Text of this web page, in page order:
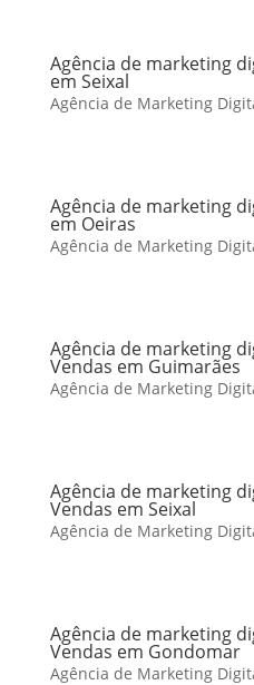
Agência de marketing
em Seixal
Agência de Marketing
Agência de marketing
em Oeiras
Agência de Marketing
Agência de marketing
Vendas em Guimarães
Agência de Marketing
Agência de marketing
Vendas em Seixal
Agência de Marketing
Agência de marketing
Vendas em Gondomar
Agência de Marketing